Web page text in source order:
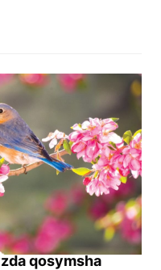
qosymsha